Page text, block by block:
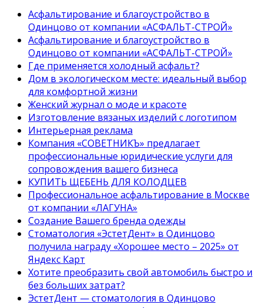
Асфальтирование и благоустройство в
Одинцово от компании «АСФАЛЬТ-СТРОЙ»
Асфальтирование и благоустройство в
Одинцово от компании «АСФАЛЬТ-СТРОЙ»
Где применяется холодный асфальт?
Дом в экологическом месте: идеальный выбор
для комфортной жизни
Женский журнал о моде и красоте
Изготовление вязаных изделий с логотипом
Интерьерная реклама
Компания «СОВЕТНИКЪ» предлагает
профессиональные юридические услуги для
сопровождения вашего бизнеса
КУПИТЬ ЩЕБЕНЬ ДЛЯ КОЛОДЦЕВ
Профессиональное асфальтирование в Москве
от компании «ЛАГУНА»
Создание Вашего бренда одежды
Стоматология «ЭстетДент» в Одинцово
получила награду «Хорошее место – 2025» от
Яндекс Карт
Хотите преобразить свой автомобиль быстро и
без больших затрат?
ЭстетДент — стоматология в Одинцово